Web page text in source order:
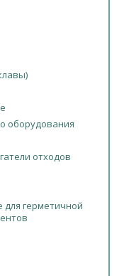
оборудования
отходов
герметичной